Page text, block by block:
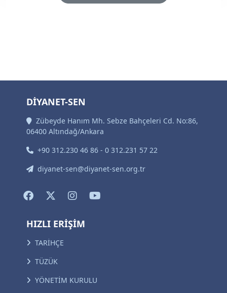
DİYANET-SEN
Zübeyde Hanım Mh. Sebze Bahçeleri Cd. No:86,
06400 Altındağ/Ankara
+90 312.230 46 86 - 0 312.231 57 22
diyanet-sen@diyanet-sen.org.tr
HIZLI ERİŞİM
TARİHÇE
TÜZÜK
YÖNETİM KURULU